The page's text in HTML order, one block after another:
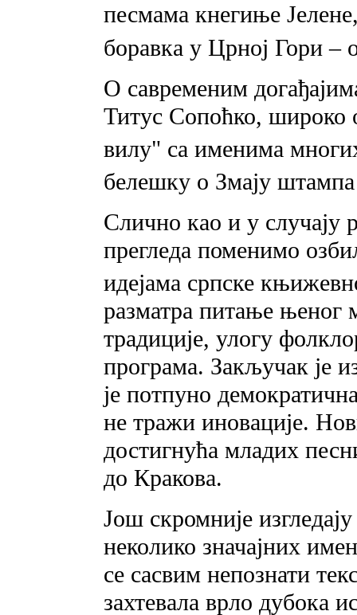
песмама кнегиње
боравка у Црној Гори –
О савременим
Титус Сопоћко, широко
вилу" са именима
белешку o Змају
Слично као и у случају
прегледа поменимо
идејама српске
разматра питање њеног
традиције, улогу
програма. Закључак је
је потпуно
не тражи иновације.
достигнућа младих
до Кракова.
Још скромније
неколико значајних
се сасвим непознати
захтевала врло дубока